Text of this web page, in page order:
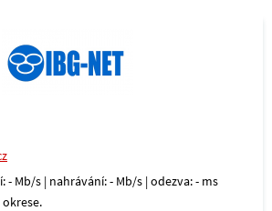
- Mb/s | nahrávání: - Mb/s | odezva: - ms